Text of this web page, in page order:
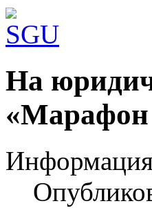
Шаблоны Joomla 3 здесь:
На
«Марафон